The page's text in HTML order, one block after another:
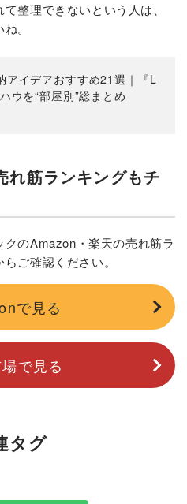
整理できないという人は、
。
アイデアおすすめ21選｜『L
ウを“部屋別”総まとめ
れ筋ランキングもチ
のAmazon・楽天の売れ筋ラ
ご確認ください。
で見る
で見る
タグ